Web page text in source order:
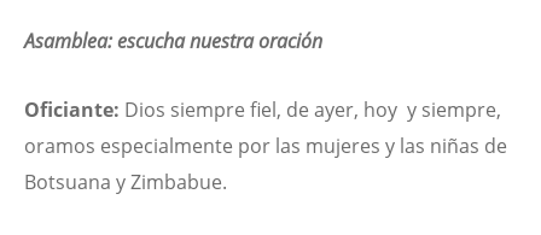
Asamblea: escucha nuestra oración
Oficiante: Dios siempre fiel, de ayer, hoy y siempre,
oramos especialmente por las mujeres y las niñas de
Botsuana y Zimbabue.